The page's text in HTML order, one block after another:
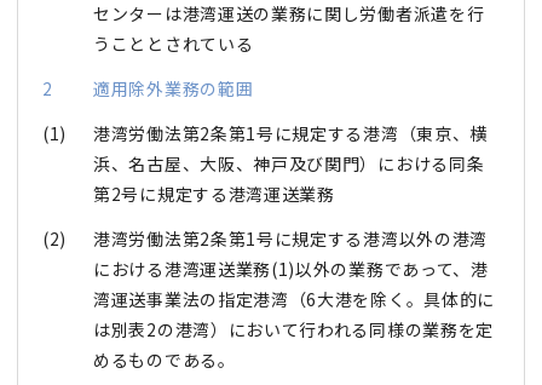
センターは港湾運送の業務に関し労働者派遣を行
うこととされている
2
適用除外業務の範囲
(1)
港湾労働法第2条第1号に規定する港湾（東京、横
浜、名古屋、大阪、神戸及び関門）における同条
第2号に規定する港湾運送業務
(2)
港湾労働法第2条第1号に規定する港湾以外の港湾
における港湾運送業務(1)以外の業務であって、港
湾運送事業法の指定港湾（6大港を除く。具体的に
は別表2の港湾）において行われる同様の業務を定
めるものである。